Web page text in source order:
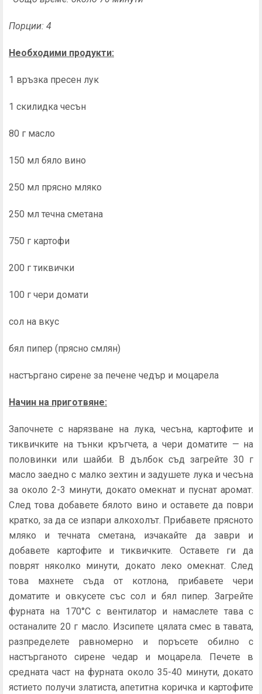
Порции: 4
Необходими продукти:
1 връзка пресен лук
1 скилидка чесън
80 г масло
150 мл бяло вино
250 мл прясно мляко
250 мл течна сметана
750 г картофи
200 г тиквички
100 г чери домати
сол на вкус
бял пипер (прясно смлян)
настъргано сирене за печене чедър и моцарела
Начин на приготвяне:
Започнете с нарязване на лука, чесъна, картофите и
тиквичките на тънки кръгчета, а чери доматите — на
половинки или шайби. В дълбок съд загрейте 30 г
масло заедно с малко зехтин и задушете лука и чесъна
за около 2-3 минути, докато омекнат и пуснат аромат.
След това добавете бялото вино и оставете да поври
кратко, за да се изпари алкохолът. Прибавете прясното
мляко и течната сметана, изчакайте да заври и
добавете картофите и тиквичките. Оставете ги да
поврят няколко минути, докато леко омекнат. След
това махнете съда от котлона, прибавете чери
доматите и овкусете със сол и бял пипер. Загрейте
фурната на 170°C с вентилатор и намаслете тава с
останалите 20 г масло. Изсипете цялата смес в тавата,
разпределете равномерно и поръсете обилно с
настърганото сирене чедар и моцарела. Печете в
средната част на фурната около 35-40 минути, докато
ястието получи златиста, апетитна коричка и картофите